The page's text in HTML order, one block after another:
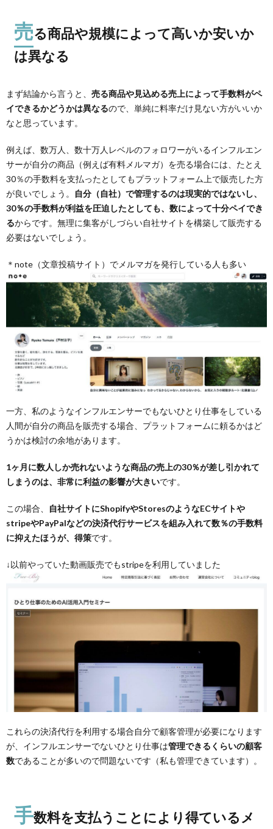
売る商品や規模によって高いか安いか
は異なる
まず結論から言うと、 売る商品や見込める売上によって手数料がペ
イできるかどうかは異なるので、単純に料率だけ見ない方がいいか
なと思っています。
例えば、数万人、数十万人レベルのフォロワーがいるインフルエン
サーが自分の商品（例えば有料メルマガ）を売る場合には、たとえ
30％の手数料を支払ったとしてもプラットフォーム上で販売した方
が良いでしょう。
自分（自社）で管理するのは現実的ではないし、
30％の手数料が利益を圧迫したとしても、数によって十分ペイでき
るからです。無理に集客がしづらい自社サイトを構築して販売する
必要はないでしょう。
＊note（文章投稿サイト）でメルマガを発行している人も多い
一方、私のようなインフルエンサーでもないひとり仕事をしている
人間が自分の商品を販売する場合、プラットフォームに頼るかはど
うかは検討の余地があります。
1ヶ月に数人しか売れないような商品の売上の30％が差し引かれて
しまうのは、非常に利益の影響が大きいです。
この場合、
自社サイトにShopifyやStoresのようなECサイトや
stripeやPayPalなどの決済代行サービスを組み入れて数％の手数料
に抑えたほうが、得策です。
↓以前やっていた動画販売でもstripeを利用していました
これらの決済代行を利用する場合自分で顧客管理が必要になります
が、インフルエンサーでないひとり仕事は管理できるくらいの顧客
数であることが多いので問題ないです（私も管理できています）。
手数料を支払うことにより得ているメ